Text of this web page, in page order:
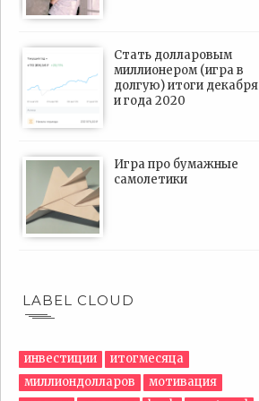
Стать долларовым
миллионером (игра в
долгую) итоги декабря
и года 2020
Игра про бумажные
самолетики
LABEL CLOUD
инвестиции
итогмесяца
миллиондолларов
мотивация